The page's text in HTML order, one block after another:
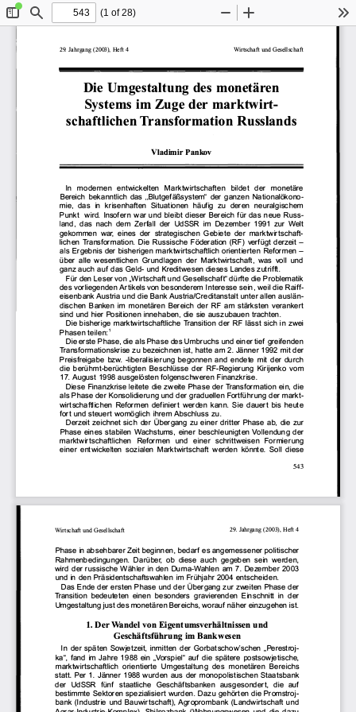
ToggleFind
(1 of 28)
Zoom
29. Jahrgang (2003), Heft 4 Wirtschaft und Gesellschaft
Die Umgestaltung des monetären
Systems im Zuge der marktwirt­
sch aftliehen Tr ansform ation Russl ands
Vladimir Pankov
ln modernen entwickelten Marktwirtschaften bildet der monetäre
Bereich bekanntlich das ,.Blutgefäßsystem" der ganzen Nationalökono­
mie ,  das in  krisenhaften Situationen häufig zu deren neuralgischem
Punkt  wird. Insofern war und  bleibt  dieser Bereich für das neue Russ­
land,
das nach  dem Zerfall der UdSSR  im  Dezember 1991 zur Welt
gekommen war, eines  der strategischen Gebiete der marktwirtschaft­
liehen Transformation.  Die Russische Föderation (RF) verfügt derzeit -
als Ergebnis der bisherigen marktwirtschaftlich orientierten Reformen -
über alle wesentlichen Grundlagen der Marktwirtschaft, was voll  und
ganz auch auf das Geld- und  Kreditwesen dieses Landes zutrifft .
Für den Leser von ,.Wirtschaft und Gesellschaft" dürfte die Problematik
des vorliegenden Artikels von besonderem Interesse sein, weil die Raiff­
eisenbank Austria und die Bank Austria/Creditanstalt unter allen auslän­
dischen Banken im monetären Bereich der RF  am stärksten verankert
sind und hier Positionen innehaben, die sie auszubauen trachten.
Die bisherige marktwirtschaftliche Transition der RF lässt sich in zwei
Phasen teilen: 1
Die erste Phase, die als Phase des Umbruchs und einer tief greifenden
Transformationskrise zu bezeichnen ist, hatte am 2. Jänner 1992 mit der
Preisfreigabe bzw. -Iiberaiisierung begonnen and endete  mit  der durch
die berühmt-berüchtigten Beschlüsse der  RF-Regierung  Kirijenko  vom
17.  August 1998 ausgelösten fo lgenschweren Finanzkrise.
Diese Finanzkrise leitete die zweite Phase der Transformation ein,  die
als Phase der Konsolidierung und der graduellen Fortführung der markt­
wirtschaftlichen Reformen definiert werden  kann. Sie dauert bis heute
fo rt und steuert womöglich ihrem Abschluss zu
Derzeit zeichnet sich der Übergang zu einer dritter Phase ab,  die zur
Phase eines  stabilen Wachstums, einer beschleunigten Vo llendung der
marktwirtschaftliehen Reformen und einer schrittweisen Formierung
einer entwickelten sozialen Marktwirtschaft werden könnte. Soll diese
543
Wirtschaft und Gesellschaft 29. Jahrgang (2003), Heft 4
Phase in absehbarer Zeit beginnen, bedarf es angemessener politischer
Rahmenbedingungen.  Darüber,  ob diese auch gegeben sein werden,
wird der russische Wähler in den Duma-Wahlen am 7. Dezember 2003
und  in den Präsidentschaftswahlen im Frühjahr 2004 entscheiden.
Das Ende der ersten Phase und  der Übergang zur zweiten Phase der
Transition bedeuteten einen besonders gravierenden Einschnitt  in  der
Umgestaltung just des monetären Bereichs, worauf näher einzugehen ist.
1. Der Wandel von Eigentumsverhältnissen und
Geschäftsführung im Bankwesen
ln der späten Sowjetzeit, inmitten der Gorbatschow'schen "Perestroj­
ka", fa nd im  Jahre  1988 ein "Vorspiel" auf die spätere postsowjetische,
marktwirtschaftlich orientierte Umgestaltung des monetären Bereichs
statt. Per 1. Jänner 1988 wurden aus der monopolistischen Staatsbank
der
UdSSR fü nf staatliche Geschäftsbanken ausgesondert, die auf
bestimmte Sektoren spezialisiert wurden .  Dazu gehörten die Promstroj
bank (Industrie und  Sauwirtschaft), Agroprombank (Landwirtschaft und